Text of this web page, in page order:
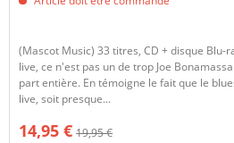
(Mascot Music) 33 titres, CD + disque Blu-
live, ce n'est pas un de trop Joe
part entière. En témoigne le fait que le
live, soit presque...
14,95 € 19,95 €